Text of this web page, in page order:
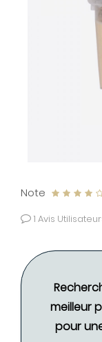
Note
1 Avis
meilleur
pour